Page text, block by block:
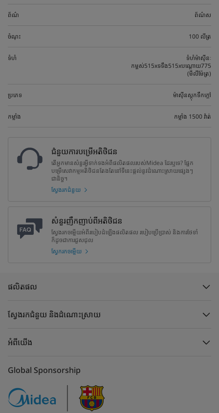
ព័ណ៌ ព័ណ៌ស
ចំណុះ 100​ លីត្រ
ទំហំ
ទំហំម៉ាស៊ីនៈ
កម្ពស់515xទទឹង515xបណ្តោយ775
(មីលីម៉ែត្រ)
ប្រភេទ ម៉ាស៊ីនស្តុកទឹកក្តៅ
កម្លាំង កម្លាំង​​ 1500​ វ៉ាត់
ជំនួយការបម្រើអតិថិជន
តើអ្នកមានសំនួរអ្វីទាក់ទងអំពីផលិតផលរបស់Midea ដែរឬទេ? ផ្នែក
បម្រើសេវាកម្មអតិថិជនតែងតែនៅទីនេះផ្តល់នូវដំណោះស្រាយផ្សេងៗ
ជានិច្ច។
ស្វែងរកជំនួយ
សំនួរញឹកញាប់ពីអតិថិជន
ស្វែងរកចម្លើយអំពីរបៀបដំឡើងផលិតផល របៀបប្រើប្រាស់ និងការថែទាំ
ក៏ដូចជាការជួសជុល
ស្វែករកចម្លើយ
ផលិតផល
ស្វែងរកជំនួយ និងដំណោះស្រាយ
អំពីយើង
Global Sponsorship